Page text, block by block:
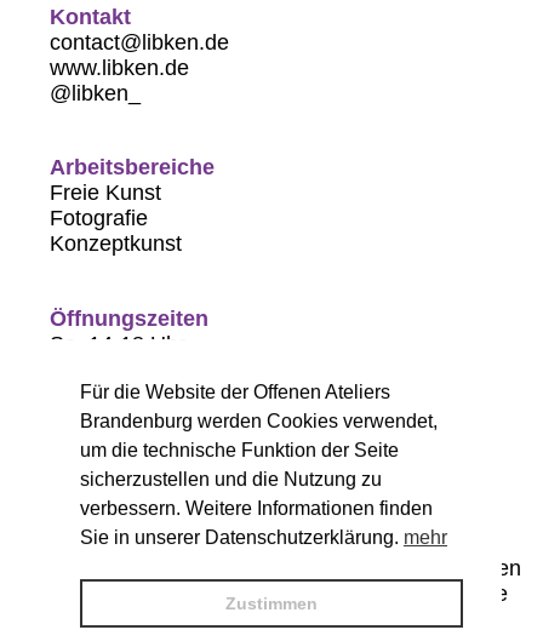
Kontakt
contact@libken.de
www.libken.de
@libken_
Arbeitsbereiche
Freie Kunst
Fotografie
Konzeptkunst
Öffnungszeiten
Sa. 14-18 Uhr
Gastkünstler:innen
Fred Hüning (Fotografie)
Programm
Sa 2.5. 16 Uhr & So.3.5. 14 Uhr Vortrag: Karsten
Klaußner "Schrauben als Verbindungselemente
Für die Website der Offenen Ateliers
Brandenburg werden Cookies verwendet,
um die technische Funktion der Seite
sicherzustellen und die Nutzung zu
verbessern. Weitere Informationen finden
Sie in unserer Datenschutzerklärung. mehr
Zustimmen